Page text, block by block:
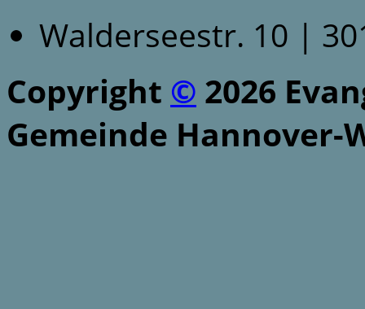
Walderseestr. 10 |
Copyright © 2026
Gemeinde Hannover-